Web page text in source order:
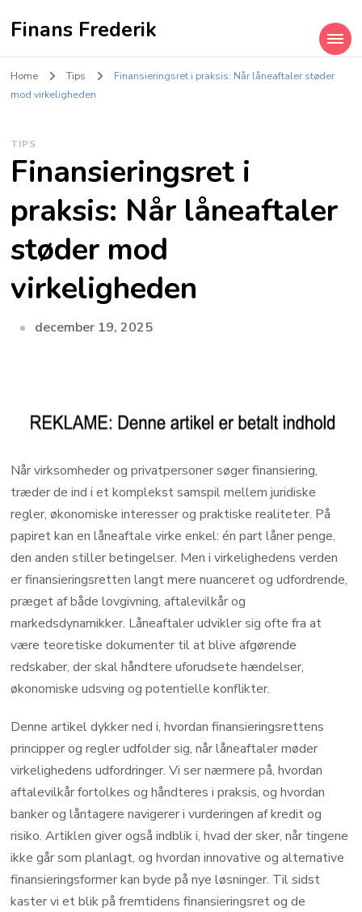
Finans Frederik
Home Tips
Finansieringsret i praksis: Når låneaftaler støder
mod virkeligheden
TIPS
Finansieringsret i
praksis: Når låneaftaler
støder mod
virkeligheden
december 19, 2025
Når virksomheder og privatpersoner søger finansiering,
træder de ind i et komplekst samspil mellem juridiske
regler, økonomiske interesser og praktiske realiteter. På
papiret kan en låneaftale virke enkel: én part låner penge,
den anden stiller betingelser. Men i virkelighedens verden
er finansieringsretten langt mere nuanceret og udfordrende,
præget af både lovgivning, aftalevilkår og
markedsdynamikker. Låneaftaler udvikler sig ofte fra at
være teoretiske dokumenter til at blive afgørende
redskaber, der skal håndtere uforudsete hændelser,
økonomiske udsving og potentielle konflikter.
Denne artikel dykker ned i, hvordan finansieringsrettens
principper og regler udfolder sig, når låneaftaler møder
virkelighedens udfordringer. Vi ser nærmere på, hvordan
aftalevilkår fortolkes og håndteres i praksis, og hvordan
banker og låntagere navigerer i vurderingen af kredit og
risiko. Artiklen giver også indblik i, hvad der sker, når tingene
ikke går som planlagt, og hvordan innovative og alternative
finansieringsformer kan byde på nye løsninger. Til sidst
kaster vi et blik på fremtidens finansieringsret og de